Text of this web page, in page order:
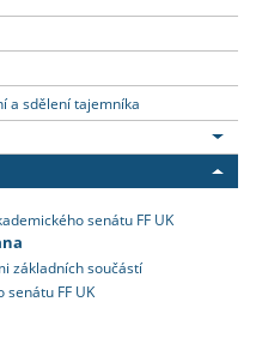
a sdělení tajemníka
senátu FF UK
základních součástí
FF UK